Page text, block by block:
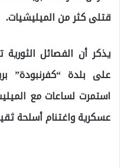
قتلى كثر من الميليشيات.
يذكر أن الفصائل
على بلدة “كفرنبودة”
استمرت لساعات مع
عسكرية واغتنام أسلحة